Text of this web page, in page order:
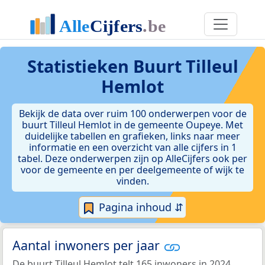
Statistieken Buurt Tilleul
Hemlot
Bekijk de data over ruim 100 onderwerpen voor de
buurt Tilleul Hemlot in de gemeente Oupeye. Met
duidelijke tabellen en grafieken, links naar meer
informatie en een overzicht van alle cijfers in 1
tabel. Deze onderwerpen zijn op AlleCijfers ook per
voor de gemeente en per deelgemeente of wijk te
vinden.
Pagina inhoud ⇵
Aantal inwoners per jaar